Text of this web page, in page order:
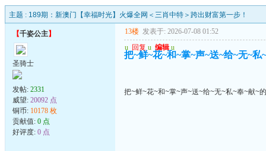
主题 : 189期：新澳门【幸福时光】火爆全网＜三肖中特＞跨出财富第一步！
【千姿公主】
圣骑士
发帖: 2331
威望: 20092 点
铜币: 10178 枚
贡献值: 0 点
好评度: 0 点
13楼 发表于: 2026-07-08 01:52
u 回复 u 编辑 u
把~鲜~花~和~掌~声~送~给~无~私
把~鲜~花~和~掌~声~送~给~无~私~奉~献~